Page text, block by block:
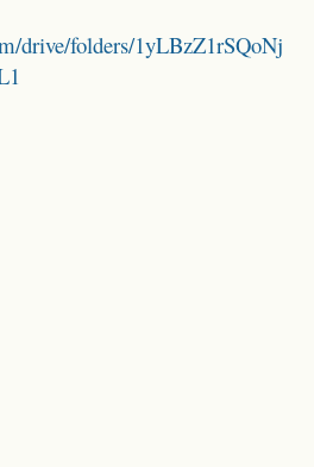
drive/folders/1yLBzZ1rSQoNj